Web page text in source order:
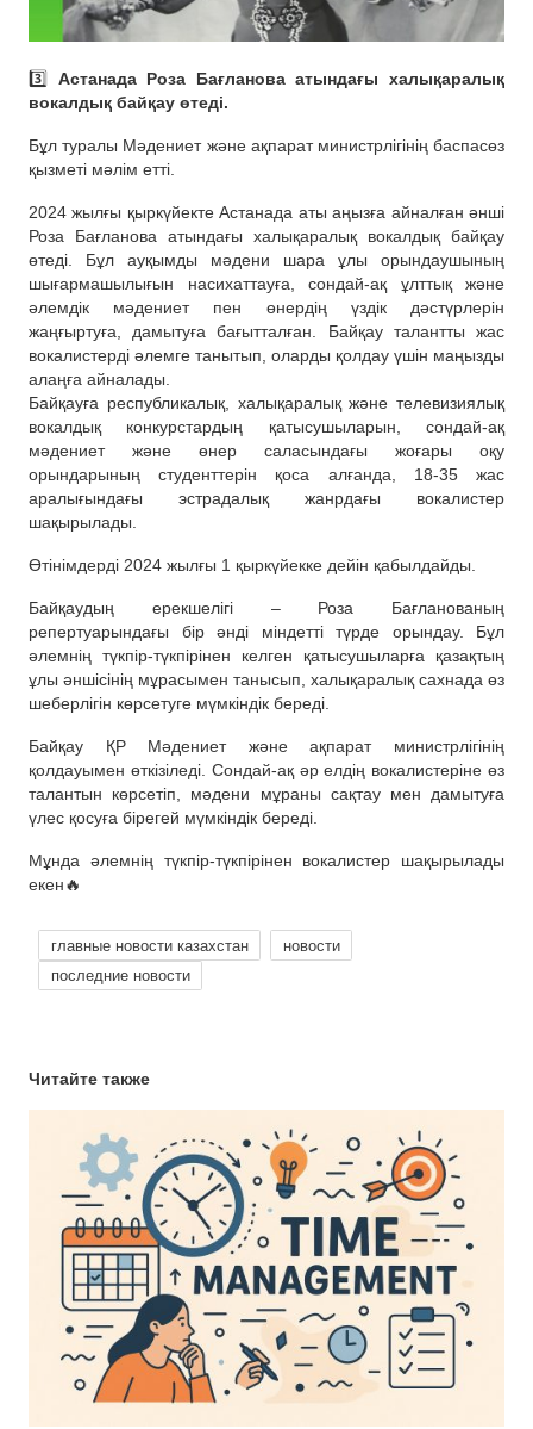
3️⃣ Астанада Роза Бағланова атындағы халықаралық
вокалдық байқау өтеді.
Бұл туралы Мәдениет және ақпарат министрлігінің баспасөз
қызметі мәлім етті.
2024 жылғы қыркүйекте Астанада аты аңызға айналған әнші
Роза Бағланова атындағы халықаралық вокалдық байқау
өтеді. Бұл ауқымды мәдени шара ұлы орындаушының
шығармашылығын насихаттауға, сондай-ақ ұлттық және
әлемдік мәдениет пен өнердің үздік дәстүрлерін
жаңғыртуға, дамытуға бағытталған. Байқау талантты жас
вокалистерді әлемге танытып, оларды қолдау үшін маңызды
алаңға айналады.
Байқауға республикалық, халықаралық және телевизиялық
вокалдық конкурстардың қатысушыларын, сондай-ақ
мәдениет және өнер саласындағы жоғары оқу
орындарының студенттерін қоса алғанда, 18-35 жас
аралығындағы эстрадалық жанрдағы вокалистер
шақырылады.
Өтінімдерді 2024 жылғы 1 қыркүйекке дейін қабылдайды.
Байқаудың ерекшелігі – Роза Бағланованың
репертуарындағы бір әнді міндетті түрде орындау. Бұл
әлемнің түкпір-түкпірінен келген қатысушыларға қазақтың
ұлы әншісінің мұрасымен танысып, халықаралық сахнада өз
шеберлігін көрсетуге мүмкіндік береді.
Байқау ҚР Мәдениет және ақпарат министрлігінің
қолдауымен өткізіледі. Сондай-ақ әр елдің вокалистеріне өз
талантын көрсетіп, мәдени мұраны сақтау мен дамытуға
үлес қосуға бірегей мүмкіндік береді.
Мұнда әлемнің түкпір-түкпірінен вокалистер шақырылады
екен🔥
главные новости казахстан
новости
последние новости
Читайте также